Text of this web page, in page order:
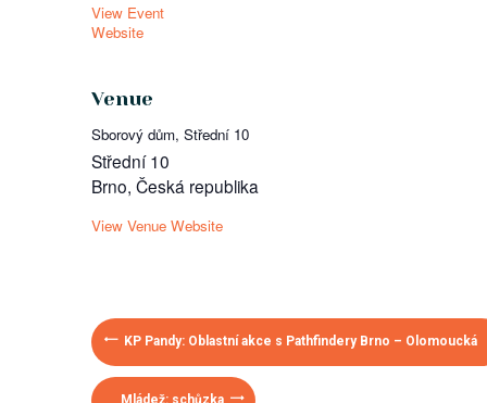
View Event
Website
Venue
Sborový dům, Střední 10
Střední 10
Brno, Česká republika
View Venue Website
KP Pandy: Oblastní akce s Pathfindery Brno – Olomoucká